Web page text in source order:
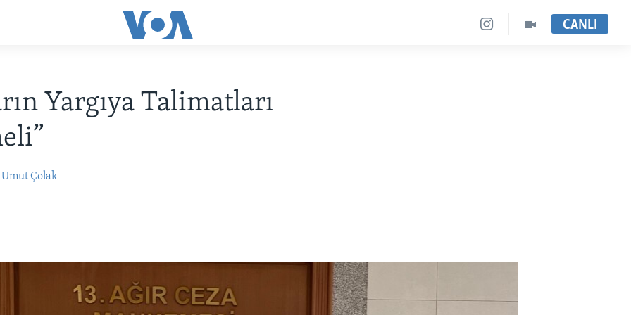
CANLI
Yargıya Talimatları
Umut Çolak